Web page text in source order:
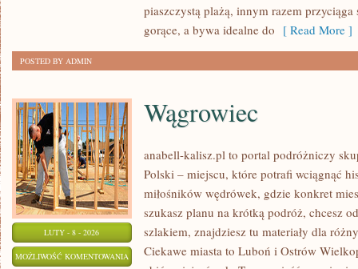
piaszczystą plażą, innym razem
gorące, a bywa idealne do [ Read More ]
POSTED BY ADMIN
LUTY - 8 - 2026
MOŻLIWOŚĆ KOMENTOWANIA WĄGROWIEC
Wągrowiec
anabell-kalisz.pl to portal podróżniczy
Polski – miejscu, które potrafi wciągnąć
miłośników wędrówek, gdzie konkret
szukasz planu na krótką podróż, chcesz
szlakiem, znajdziesz tu materiały dla
Ciekawe miasta to Luboń i Ostrów